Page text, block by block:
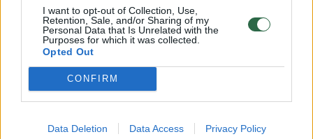
I want to opt-out of Collection, Use,
Retention, Sale, and/or Sharing of my
Personal Data that Is Unrelated with the
Purposes for which it was collected.
Opted Out
CONFIRM
Data Deletion Data Access Privacy Policy
žmones.
Kaimynų teigimu, iki žmogžudystės bute
girtauta keturias paras, o žmogžudystės
vakarą girdėjosi ir pikti balsai, ir klyksmai.
Apie tai, kad jos sugyventinis stvėrė peilį ir